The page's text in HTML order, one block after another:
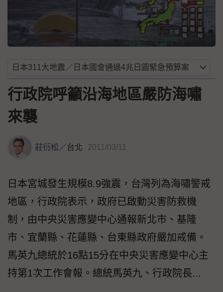
行政院呼籲沿海地區嚴防海嘯
來襲
莊衍松 ／台北 2011/03/11
日本宮城發生規模8.9強震，台灣列為海嘯警戒
地區，行政院表示，政府已啟動災害防救機
制，由中央災害應變中心通報新北市、基隆
市、宜蘭縣、花蓮縣、台東縣政府嚴加戒備。
馬英九總統於16點15分在中央災害應變中心主
持第1次工作會報。總統馬英九、行政院長...